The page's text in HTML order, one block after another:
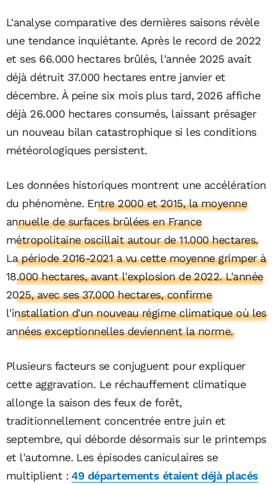
L'analyse comparative des dernières saisons révèle
une tendance inquiétante. Après le record de 2022
et ses 66.000 hectares brûlés, l'année 2025 avait
déjà détruit 37.000 hectares entre janvier et
décembre. À peine six mois plus tard, 2026 affiche
déjà 26.000 hectares consumés, laissant présager
un nouveau bilan catastrophique si les conditions
météorologiques persistent.
Les données historiques montrent une accélération
du phénomène. Entre 2000 et 2015, la moyenne
annuelle de surfaces brûlées en France
métropolitaine oscillait autour de 11.000 hectares.
La période 2016-2021 a vu cette moyenne grimper à
18.000 hectares, avant l'explosion de 2022. L'année
2025, avec ses 37.000 hectares, confirme
l'installation d'un nouveau régime climatique où les
années exceptionnelles deviennent la norme.
Plusieurs facteurs se conjuguent pour expliquer
cette aggravation. Le réchauffement climatique
allonge la saison des feux de forêt,
traditionnellement concentrée entre juin et
septembre, qui déborde désormais sur le printemps
et l'automne. Les épisodes caniculaires se
multiplient :49 départements étaient déjà placés